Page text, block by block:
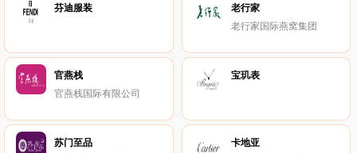
芬迪服装
老行家
老行家国际燕窝集团
官燕栈
官燕栈国际有限公司
宝玑表
苏门至品
卡地亚